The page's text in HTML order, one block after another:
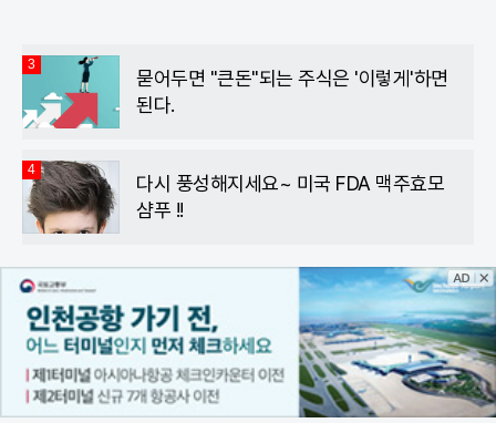
3
묻어두면 "큰돈"되는 주식은 '이렇게'하면
된다.
4
다시 풍성해지세요~ 미국 FDA 맥주효모
샴푸 !!